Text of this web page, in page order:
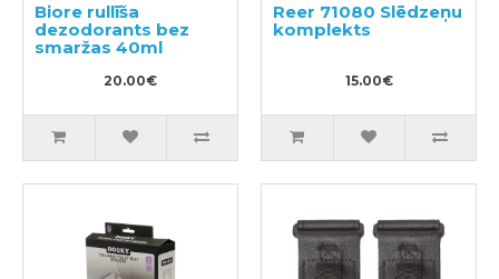
Biore rullīša
dezodorants bez
smaržas 40ml
20.00€
Reer 71080 Slēdzeņu
komplekts
15.00€